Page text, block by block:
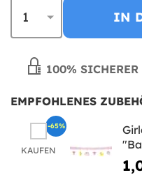
IN
100%
EMPFOHLENES
KAUFEN
-65%